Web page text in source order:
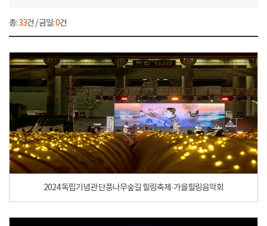
총:33건 / 금일:0건
2024 독립기념관 단풍나무숲길 힐링축제·가을힐링음악회